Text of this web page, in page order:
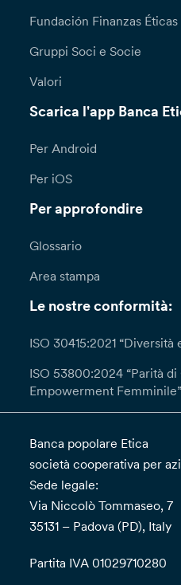
Fundación Finanzas Éticas
Gruppi Soci e Socie
Valori
Scarica l'app Banca
Per Android
Per iOS
Per approfondire
Glossario
Area stampa
Le nostre conformità:
ISO 30415:2021 “Diversità
ISO 53800:2024 “Parità
Empowerment Femminile”
Banca popolare Etica
società cooperativa per
Sede legale:
Via Niccolò Tommaseo, 7
35131 – Padova (PD), Italy
Partita IVA 01029710280